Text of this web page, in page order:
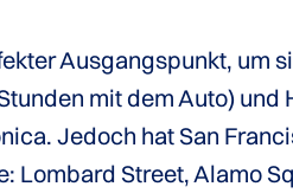
Ausgangspunkt, um
mit dem Auto)
Jedoch hat San
Lombard Street, Alamo